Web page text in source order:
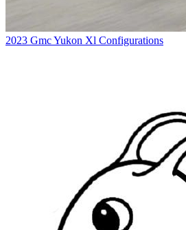
2023 Gmc Yukon Xl Configurations